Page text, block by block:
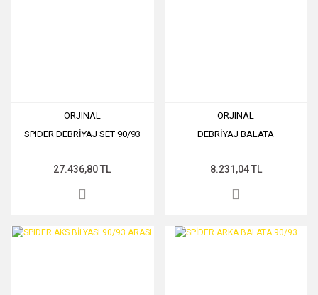
ORJINAL
SPIDER DEBRİYAJ SET 90/93
27.436,80 TL
ORJINAL
DEBRİYAJ BALATA
8.231,04 TL